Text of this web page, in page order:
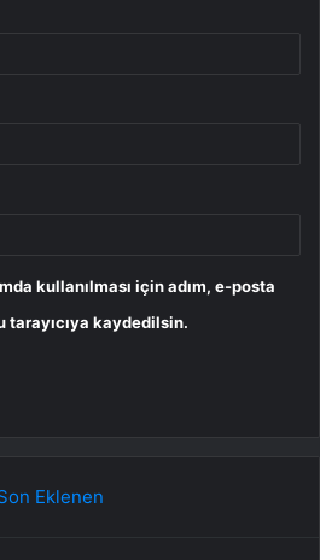
kullanılması için adım, e-posta
tarayıcıya kaydedilsin.
Eklenen